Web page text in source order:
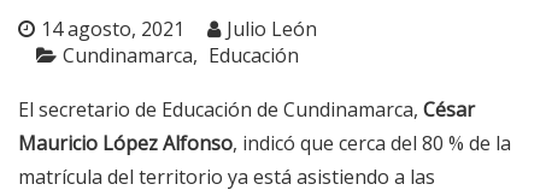
14 agosto, 2021
Julio León
Cundinamarca
Educación
El secretario de Educación de Cundinamarca, César
Mauricio López Alfonso, indicó que cerca del 80 % de la
matrícula del territorio ya está asistiendo a las